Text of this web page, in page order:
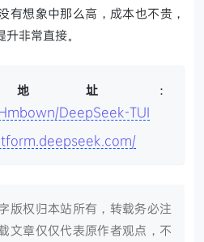
有想象中那么高，成本也不贵，
非常直接。
地址
：
DeepSeek-TUI
版权归本站所有，转载务必注
文章仅仅代表原作者观点，不